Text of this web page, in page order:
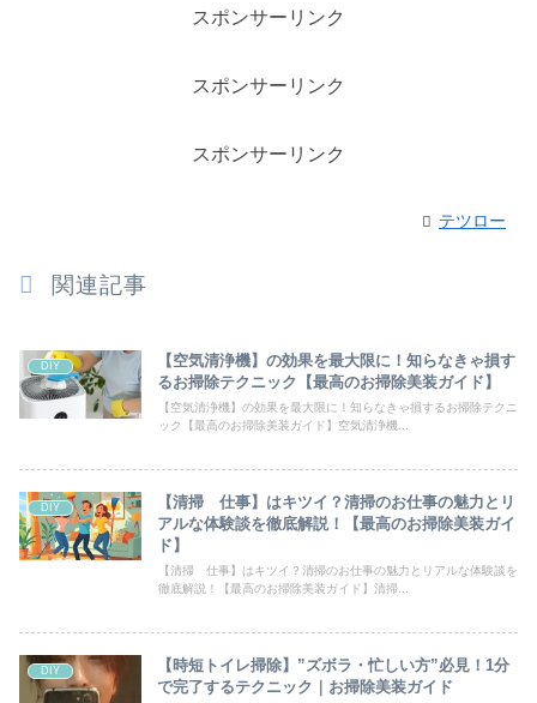
スポンサーリンク
スポンサーリンク
スポンサーリンク
テツロー
関連記事
DIY
【空気清浄機】の効果を最大限に！知らなきゃ損す
るお掃除テクニック【最高のお掃除美装ガイド】
【空気清浄機】の効果を最大限に！知らなきゃ損するお掃除テクニ
ック【最高のお掃除美装ガイド】空気清浄機...
DIY
【清掃 仕事】はキツイ？清掃のお仕事の魅力とリ
アルな体験談を徹底解説！【最高のお掃除美装ガイ
ド】
【清掃 仕事】はキツイ？清掃のお仕事の魅力とリアルな体験談を
徹底解説！【最高のお掃除美装ガイド】清掃...
DIY
【時短トイレ掃除】”ズボラ・忙しい方”必見！1分
で完了するテクニック｜お掃除美装ガイド